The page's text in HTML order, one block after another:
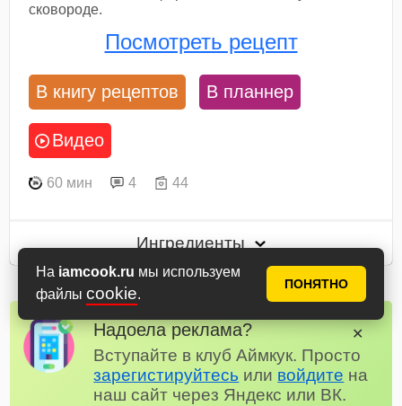
На iamcook.ru мы используем
файлы cookie.
ПОНЯТНО
сковороде.
Посмотреть рецепт
В книгу рецептов В планнер
Видео
60 мин 4 44
Ингредиенты
Надоела реклама?
Вступайте в клуб Аймкук. Просто
зарегистируйтесь или войдите на
наш сайт через Яндекс или ВК.
✕